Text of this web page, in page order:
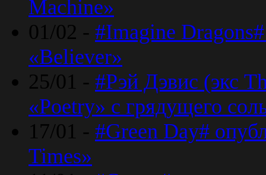
Machine»
01/02 - #Imagine
«Believer»
25/01 - #Рэй Дэвис (экс
«Poetry» с грядущего
17/01 - #Green Day#
Times»